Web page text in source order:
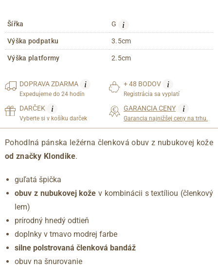
Šířka G i
Výška podpatku 3.5cm
Výška platformy 2.5cm
DOPRAVAZDARMA i
Expedujeme do 24 hodín
+ 48 BODOV i
Registrácia sa vyplatí
DARČEK i
Vyberte si v košíku darček
GARANCIA CENY i
Garancia najnižšej ceny na trhu.
Pohodlná pánska ležérna členková obuv z nubukovej kože
od značky Klondike.
guľatá špička
obuv z nubukovej kože v kombinácii s textíliou (členkový
lem)
prírodný hnedý odtieň
doplnky v tmavo modrej farbe
silne polstrovaná členková bandáž
obuv na šnurovanie